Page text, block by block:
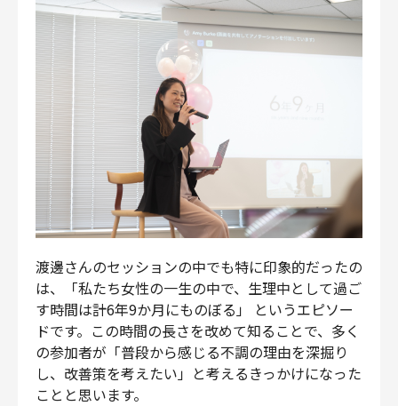
渡邊さんのセッションの中でも特に印象的だったの
は、「私たち女性の一生の中で、生理中として過ご
す時間は計6年9か月にものぼる」 というエピソー
ドです。この時間の長さを改めて知ることで、多く
の参加者が「普段から感じる不調の理由を深掘り
し、改善策を考えたい」と考えるきっかけになった
ことと思います。